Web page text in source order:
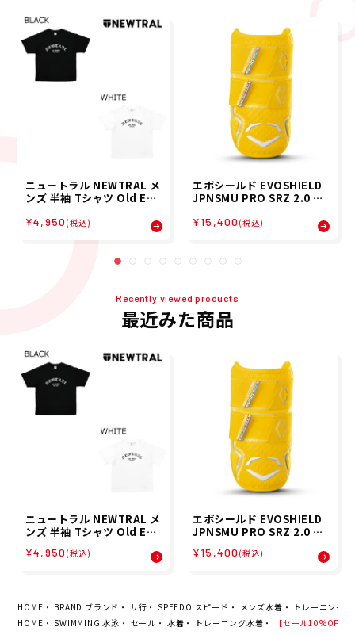
ニュートラル NEWTRAL メ
ンズ 半袖 Tシャツ Old Eng
6SP
¥4,950 (税込)
エボシールド EVOSHIELD
JPNSMU PRO SRZ 2.0 ダ
打者 左打者 兼用 野球 ソフ
トボール プロテクター WB5
¥15,400 (税込)
Recently viewed products
最近みた商品
ニュートラル NEWTRAL メ
ンズ 半袖 Tシャツ Old Eng
6SP
¥4,950 (税込)
エボシールド EVOSHIELD
JPNSMU PRO SRZ 2.0 ダ
打者 左打者 兼用 野球 ソフ
¥15,400 (税込)
HOME BRAND ブランド サ行 SPEEDO スピード メンズ水着
トレーニング
HOME
SWIMMING 水泳 セール 水着 トレーニング水着
【セール10%OFF